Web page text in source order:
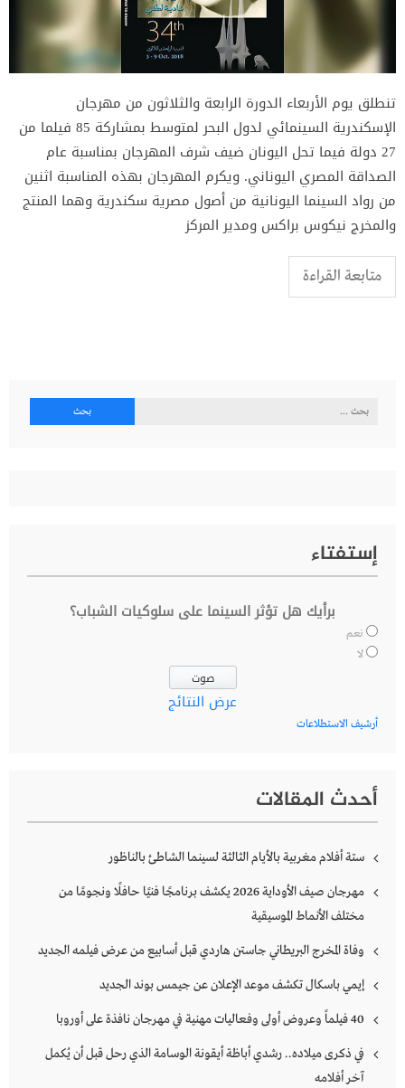
تنطلق يوم الأربعاء الدورة الرابعة والثلاثون من مهرجان
الإسكندرية السينمائي لدول البحر لمتوسط بمشاركة 85 فيلما من
27 دولة فيما تحل اليونان ضيف شرف المهرجان بمناسبة عام
الصداقة المصري اليوناني. ويكرم المهرجان بهذه المناسبة اثنين
من رواد السينما اليونانية من أصول مصرية سكندرية وهما المنتج
والمخرج نيكوس براكس ومدير المركز
متابعة القراءة
البحث
إستفتاء
برأيك هل تؤثر السينما على سلوكيات الشباب؟
نعم
لا
عرض النتائج
أرشيف الاستطلاعات
أحدث المقالات
ستة أفلام مغربية بالأيام الثالثة لسينما الشاطئ بالناظور
مهرجان صيف الأوداية 2026 يكشف برنامجًا فنيًا حافلًا ونجومًا من
مختلف الأنماط الموسيقية
وفاة المخرج البريطاني جاستن هاردي قبل أسابيع من عرض فيلمه الجديد
إيمي باسكال تكشف موعد الإعلان عن جيمس بوند الجديد
40 فيلماً وعروض أولى وفعاليات مهنية في مهرجان نافذة على أوروبا
في ذكرى ميلاده.. رشدي أباظة أيقونة الوسامة الذي رحل قبل أن يُكمل
آخر أفلامه